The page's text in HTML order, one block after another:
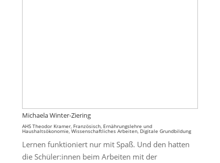
Michaela Winter-Ziering
AHS Theodor Kramer, Französisch, Ernährungslehre und
Haushaltsökonomie, Wissenschaftliches Arbeiten, Digitale Grundbildung
Lernen funktioniert nur mit Spaß. Und den hatten
die Schüler:innen beim Arbeiten mit der